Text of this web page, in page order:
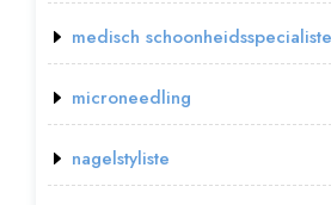
medisch schoonheidsspecialiste
microneedling
nagelstyliste